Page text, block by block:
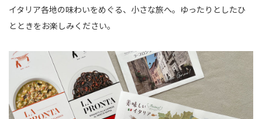
イタリア各地の味わいをめぐる、小さな旅へ。ゆったりとしたひ
とときをお楽しみください。